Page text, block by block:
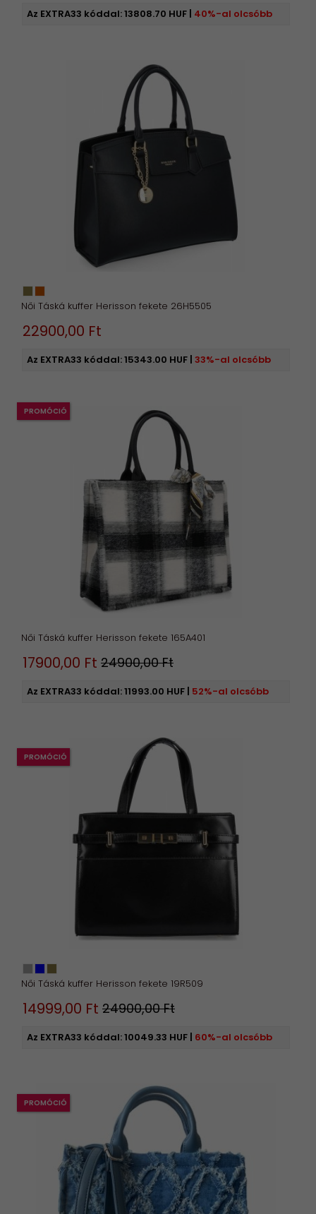
Az EXTRA33 kóddal:13808.70 HUF 40%-al olcsóbb
Női Táská kuffer Herisson fekete 26H5505
22900,00 Ft
Az EXTRA33 kóddal:15343.00 HUF 33%-al olcsóbb
Női Táská kuffer Herisson fekete 165A401
PROMÓCIÓ
17900,00 Ft 24900,00 Ft
Az EXTRA33 kóddal:11993.00 HUF 52%-al olcsóbb
Női Táská kuffer Herisson fekete 19R509
PROMÓCIÓ
14999,00 Ft 24900,00 Ft
Az EXTRA33 kóddal:10049.33 HUF 60%-al olcsóbb
PROMÓCIÓ